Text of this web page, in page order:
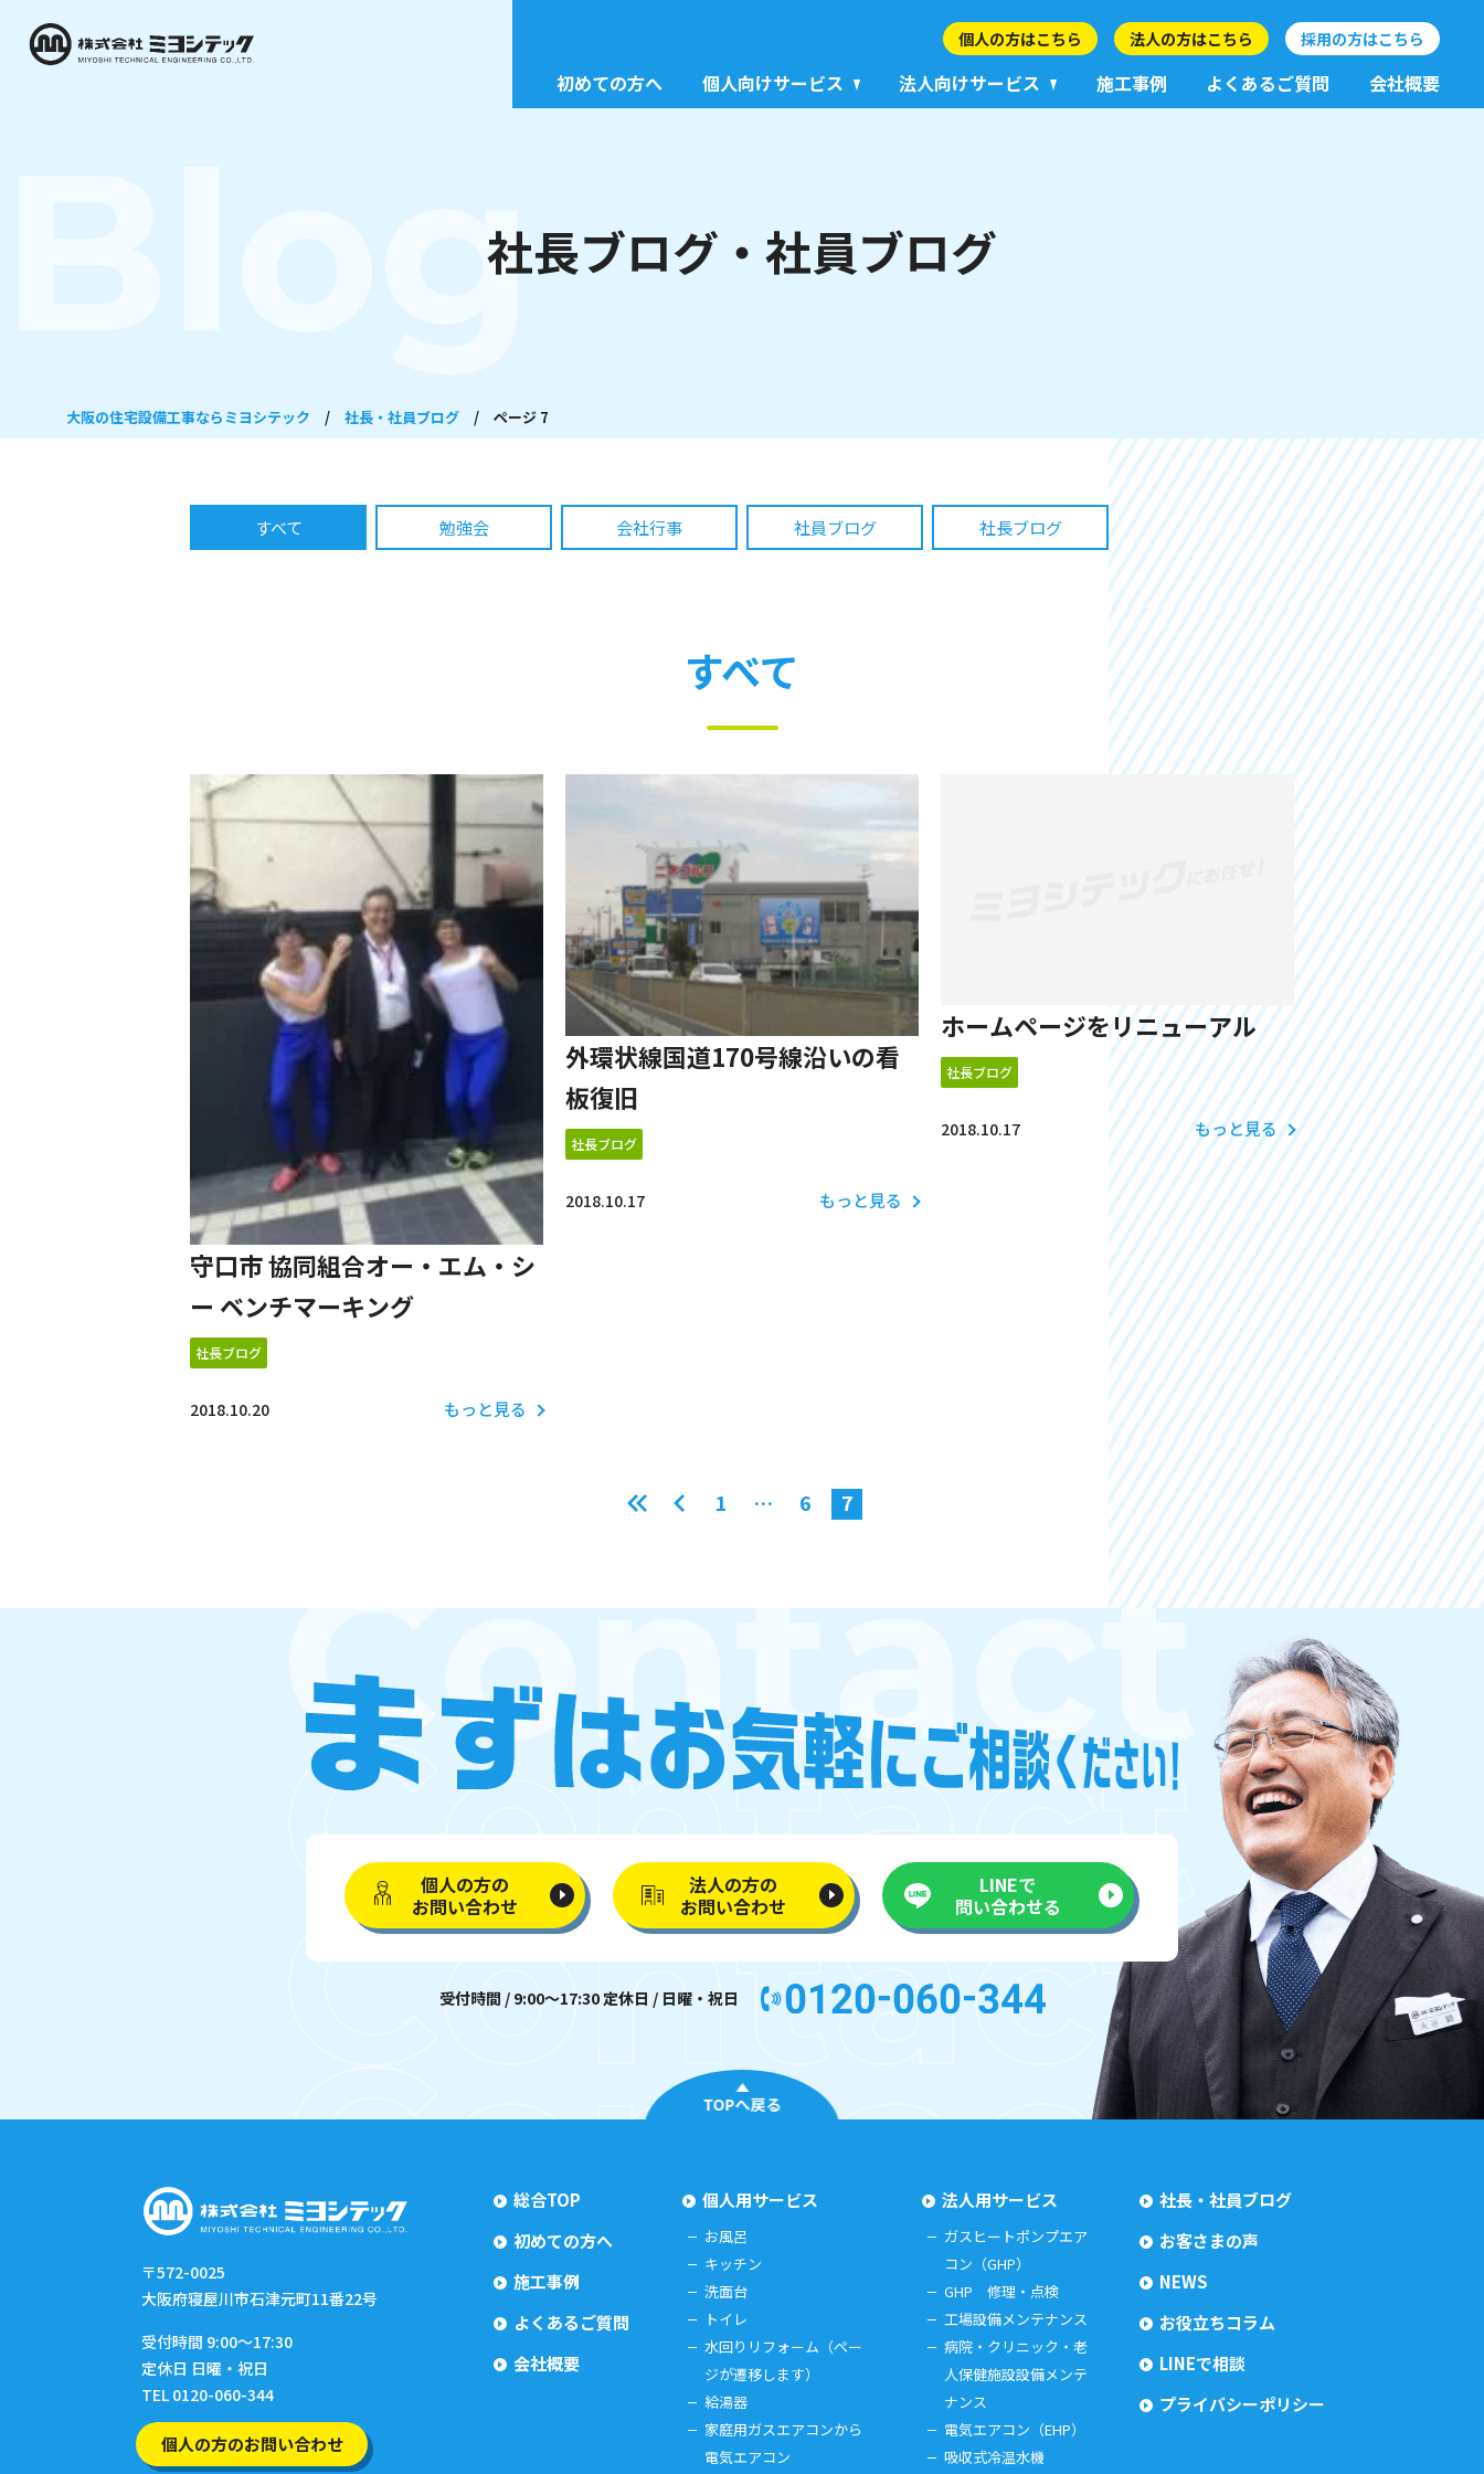
個人の方はこちら 法人の方はこちら 採用の方はこちら
初めての方へ 個人向けサービス 法人向けサービス 施工事例 よくあるご質問 会社概要
社長ブログ・社員ブログ
Blog
大阪の住宅設備工事ならミヨシテック / 社長・社員ブログ / ページ 7
すべて 勉強会 会社行事 社員ブログ 社長ブログ
すべて
守口市 協同組合オー・エム・シ
ー ベンチマーキング
社長ブログ
2018.10.20 もっと見る
外環状線国道170号線沿いの看
板復旧
社長ブログ
2018.10.17 もっと見る
ホームページをリニューアル
社長ブログ
2018.10.17 もっと見る
1 … 6 7
個人の方の
お問い合わせ
法人の方の
お問い合わせ
LINEで
問い合わせる
受付時間 / 9:00〜17:30 定休日 / 日曜・祝日
TOPへ戻る
総合TOP
初めての方へ
施工事例
よくあるご質問
会社概要
個人用サービス
お風呂
キッチン
洗面台
トイレ
水回りリフォーム（ペー
ジが遷移します）
給湯器
家庭用ガスエアコンから
電気エアコン
法人用サービス
ガスヒートポンプエア
コン（GHP）
GHP 修理・点検
工場設備メンテナンス
病院・クリニック・老
人保健施設設備メンテ
ナンス
電気エアコン（EHP）
吸収式冷温水機
社長・社員ブログ
お客さまの声
NEWS
お役立ちコラム
LINEで相談
プライバシーポリシー
〒572-0025
大阪府寝屋川市石津元町11番22号
受付時間 9:00〜17:30
定休日 日曜・祝日
TEL 0120-060-344
個人の方のお問い合わせ